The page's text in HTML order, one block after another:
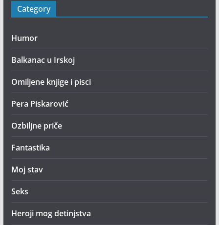
Category
Humor
Balkanac u Irskoj
Omiljene knjige i pisci
Pera Piskarović
Ozbiljne priče
Fantastika
Moj stav
Seks
Heroji mog detinjstva